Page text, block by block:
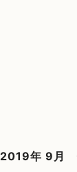
2019年 9月